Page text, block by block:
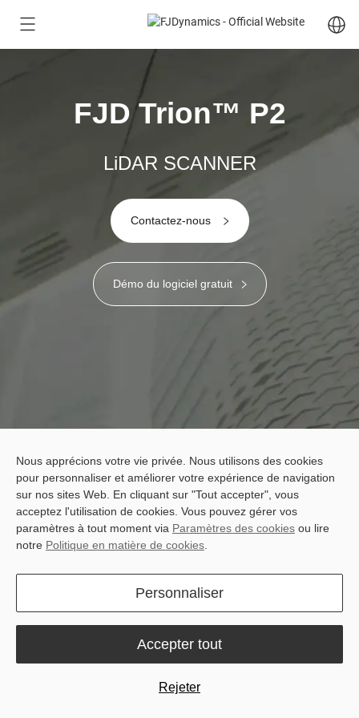
FJD Trion™ P2
LiDAR SCANNER
Contactez-nous
Démo du logiciel gratuit
Nous apprécions votre vie privée. Nous utilisons des cookies
pour personnaliser et améliorer votre expérience de navigation
sur nos sites Web. En cliquant sur "Tout accepter", vous
acceptez l'utilisation de cookies. Vous pouvez gérer vos
paramètres à tout moment via Paramètres des cookies ou lire
notre Politique en matière de cookies
Personnaliser
Rejeter
Accepter tout